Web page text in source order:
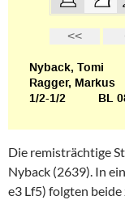
Die remisträchtige
Nyback (2639). In
e3 Lf5) folgten